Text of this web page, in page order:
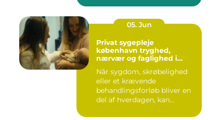
05. Jun
Privat sygepleje
københavn tryghed,
nærvær og faglighed i
Når sygdom, skrøbelighed
eller et krævende
behandlingsforløb bliver en
del af hverdagen, kan